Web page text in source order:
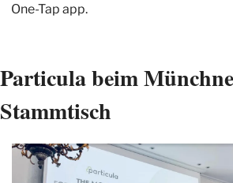
One-Tap app.
Particula beim
Stammtisch